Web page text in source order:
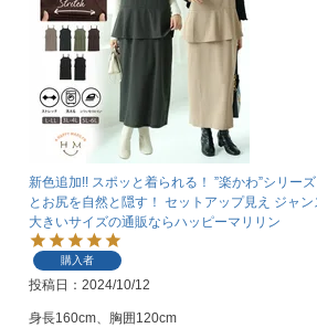
新色追加!! スポッと着られる！ ”楽かわ”シリー
とお尻を自然と隠す！ セットアップ見え ジャン
大きいサイズの通販ならハッピーマリリン
購入者
投稿日 2024/10/12
身長160cm、胸囲120cm